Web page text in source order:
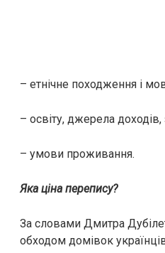
– етнічне походження і
– освіту, джерела доходів,
– умови проживання.
Яка ціна перепису?
За словами Дмитра
обходом домівок